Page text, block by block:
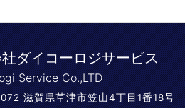
ダイコーロジサービス
Service Co.,LTD
滋賀県草津市笠山4丁目1番18号